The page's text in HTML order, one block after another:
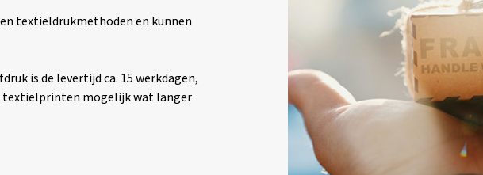
textieldrukmethoden en kunnen
is de levertijd ca. 15 werkdagen,
mogelijk wat langer